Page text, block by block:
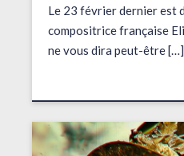
Le 23 février dernier est
compositrice française
ne vous dira peut-être […]